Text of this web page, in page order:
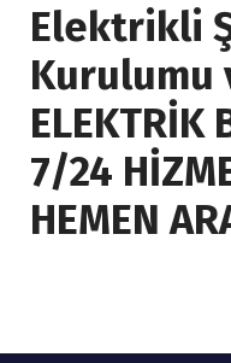
Elektrikli
Kurulumu
ELEKTRİK
7/24
HEMEN